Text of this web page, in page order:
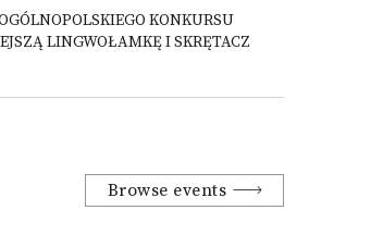
KONKURSU
LINGWOŁAMKĘ I SKRĘTACZ
Browse events